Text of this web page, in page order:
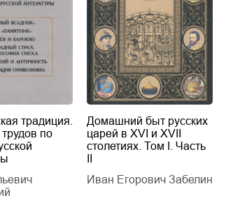
традиция.
по
Домашний быт русских
царей в XVI и XVII
столетиях. Том I. Часть
Иван Егорович Забелин